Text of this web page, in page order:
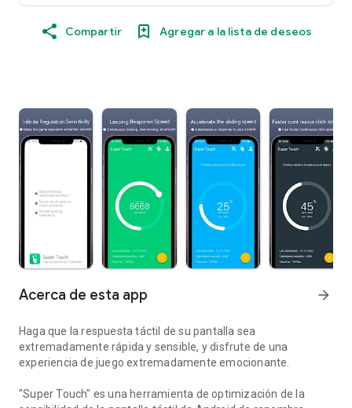
Compartir Agregar a la lista de deseos
Acerca de esta app arrow_forward
Haga que la respuesta táctil de su pantalla sea
extremadamente rápida y sensible, y disfrute de una
experiencia de juego extremadamente emocionante.
"Super Touch" es una herramienta de optimización de la